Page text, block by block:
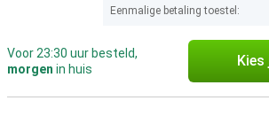
Eenmalige betaling toestel:
Voor 23:30 uur besteld,
morgen in huis Kies